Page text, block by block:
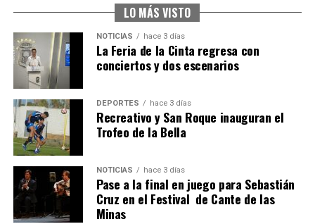
Huelvatv
4º DÍA DE LAS FIESTAS COLOMBINAS 2026
hace 1 semana ·Huelvatv
LO MÁS VISTO
NOTICIAS hace 3 días
La Feria de la Cinta regresa con
conciertos y dos escenarios
DEPORTES hace 3 días
Recreativo y San Roque inauguran el
Trofeo de la Bella
NOTICIAS hace 3 días
Pase a la final en juego para Sebastián
Cruz en el Festival de Cante de las
Minas